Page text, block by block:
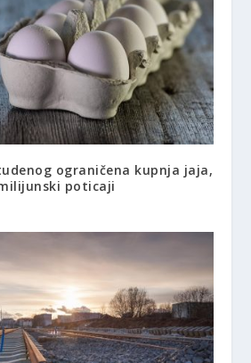
ograničena kupnja jaja,
poticaji